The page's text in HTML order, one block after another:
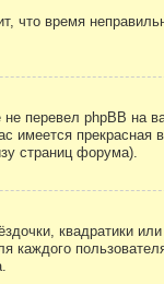
что время
перевел phpBB на
имеется прекрасная
страниц форума).
квадратики
каждого